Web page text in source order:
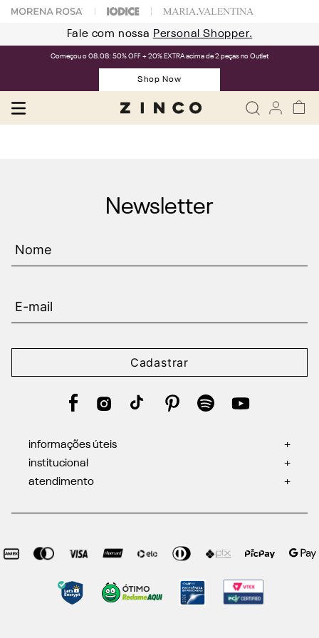
Fale com nossa Personal Shopper.
Começou o 08.08: 50% OFF + 20% EXTRA acima de 2 peças no Outlet
Shop Now
Newsletter
Cadastrar
informações úteis
+
institucional
+
atendimento
+